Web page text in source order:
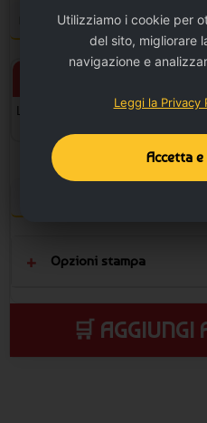
Personalizza il prodotto e
L'articolo verrà personalizzato
Opzioni stampa
🛒 AGGIUNGI
Utilizziamo i cookie per
del sito, migliorare
navigazione e
Leggi la Privacy
Accetta